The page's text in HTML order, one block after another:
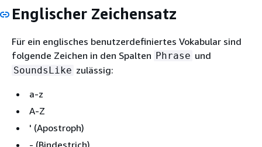
Englischer Zeichensatz
Für ein englisches benutzerdefiniertes Vokabular sind
folgende Zeichen in den Spalten Phrase und
SoundsLike zulässig:
a-z
A-Z
' (Apostroph)
- (Bindestrich)